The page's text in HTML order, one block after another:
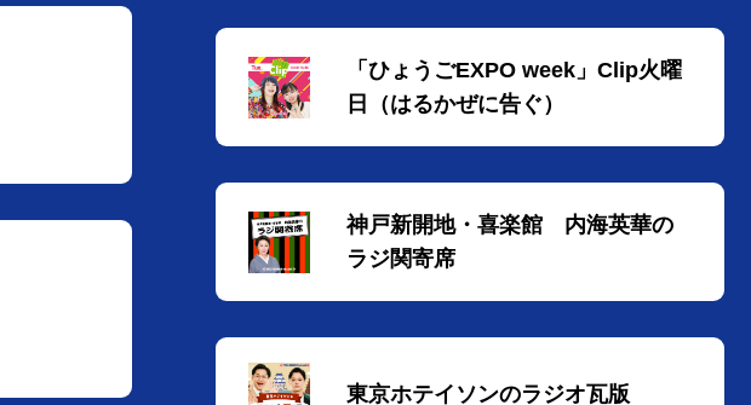
「ひょうごEXPO week」Clip火曜
日（はるかぜに告ぐ）
神戸新開地・喜楽館 内海英華の
ラジ関寄席
東京ホテイソンのラジオ瓦版